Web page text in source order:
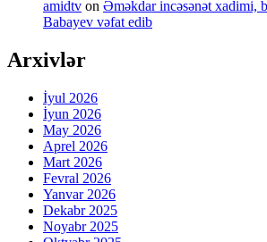
amidtv on Əməkdar incəsənət xadimi,
Babayev vəfat edib
Arxivlər
İyul 2026
İyun 2026
May 2026
Aprel 2026
Mart 2026
Fevral 2026
Yanvar 2026
Dekabr 2025
Noyabr 2025